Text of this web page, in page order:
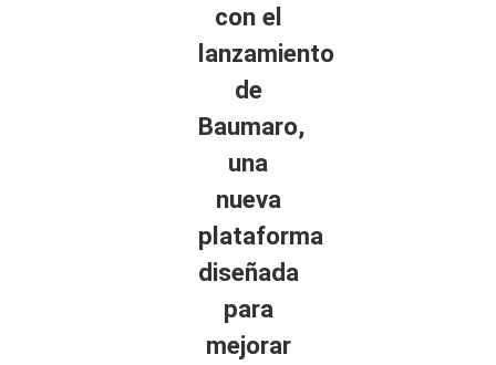
con el
lanzamiento
de
Baumaro,
una
nueva
plataforma
diseñada
para
mejorar